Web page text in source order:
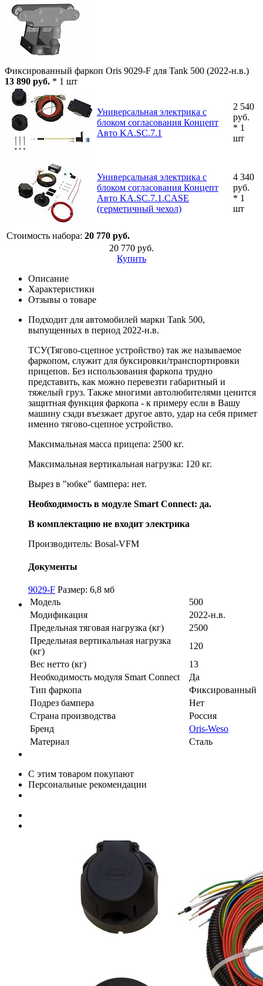
Фиксированный фаркоп Oris 9029-F для Tank 500 (2022-н.в.)
13 890 руб. * 1 шт
Универсальная электрика с
блоком согласования Концепт
Авто KA.SC.7.1
2 540
руб.
* 1
шт
Универсальная электрика с
блоком согласования Концепт
Авто KA.SC.7.1.CASE
(герметичный чехол)
4 340
руб.
* 1
шт
Стоимость набора: 20 770 руб.
20 770 руб.
Купить
Описание
Характеристики
Отзывы о товаре
Подходит для автомобилей марки Tank 500,
выпущенных в период 2022-н.в.
ТСУ(Тягово-сцепное устройство) так же называемое
фаркопом, служит для буксировки/транспортировки
прицепов. Без использования фаркопа трудно
представить, как можно перевезти габаритный и
тяжелый груз. Также многими автолюбителями ценится
защитная функция фаркопа - к примеру если в Вашу
машину сзади въезжает другое авто, удар на себя примет
именно тягово-сцепное устройство.
Максимальная масса прицепа: 2500 кг.
Максимальная вертикальная нагрузка: 120 кг.
Вырез в "юбке" бампера: нет.
Необходимость в модуле Smart Connect: да.
В комплектацию не входит электрика
Производитель: Bosal-VFM
Документы
9029-F Размер: 6,8 мб
Модель
500
Модификация
2022-н.в.
Предельная тяговая нагрузка (кг)
2500
Предельная вертикальная нагрузка
(кг)
120
Вес нетто (кг)
13
Необходимость модуля Smart Connect
Да
Тип фаркопа
Фиксированный
Подрез бампера
Нет
Страна производства
Россия
Бренд
Oris-Weso
Материал
Сталь
С этим товаром покупают
Персональные рекомендации